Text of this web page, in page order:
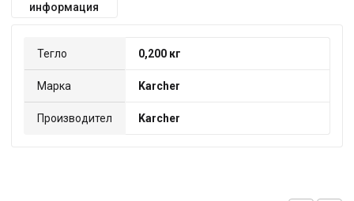
информация
Тегло 0,200 кг
Марка Karcher
Производител Karcher